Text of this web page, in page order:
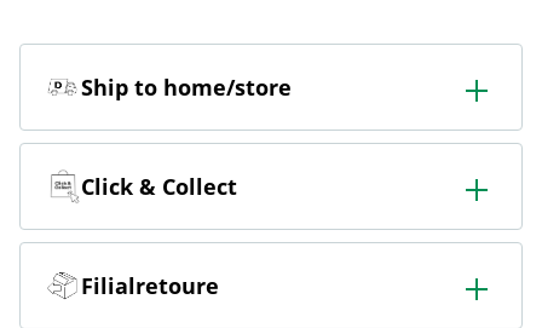
Ship to home/store
In der Filiale bestellen & in die Filiale oder nach Hause
liefern lassen.
Click & Collect
Online bestellen & kostenlos hier in der Filiale abholen
Filialretoure